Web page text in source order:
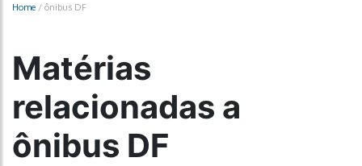
Home / ônibus DF
Matérias
relacionadas a
ônibus DF